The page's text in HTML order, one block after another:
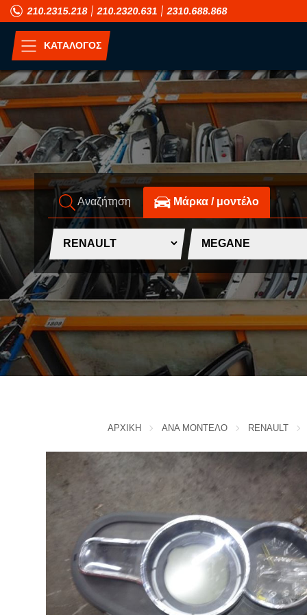
210.2315.218 210.2320.631 2310.688.868
ΚΑΤΑΛΟΓΟΣ
ΑΝΑ ΜΟΝΤΕΛΟ
A
ALFA ROMEO
ASIA MOTORS
AUDI
BMW
C
CADILLAC
CHERY
CHEVROLET - DAEWOO
DACIA
DAIHATSU
FERRARI
H
HONDA
HYUNDAI
INFINITI
ISUZU
IVECO
J
JAC MOTORS
KIA
L
LADA
LANCIA
LANDROVER
LEXUS
Αναζήτηση Mάρκα / μοντέλο
ΑΡΧΙΚΗ ΑΝΑ ΜΟΝΤΕΛΟ RENAULT